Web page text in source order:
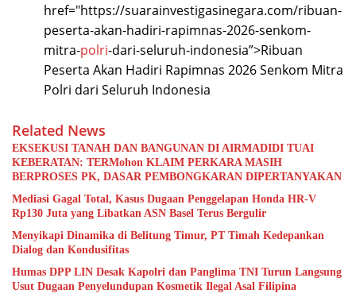
href="https://suarainvestigasinegara.com/ribuan-
peserta-akan-hadiri-rapimnas-2026-senkom-
mitra-polri-dari-seluruh-indonesia”>Ribuan
Peserta Akan Hadiri Rapimnas 2026 Senkom Mitra
Polri dari Seluruh Indonesia
Related News
EKSEKUSI TANAH DAN BANGUNAN DI AIRMADIDI TUAI
KEBERATAN: TERMohon KLAIM PERKARA MASIH
BERPROSES PK, DASAR PEMBONGKARAN DIPERTANYAKAN
Mediasi Gagal Total, Kasus Dugaan Penggelapan Honda HR-V
Rp130 Juta yang Libatkan ASN Basel Terus Bergulir
Menyikapi Dinamika di Belitung Timur, PT Timah Kedepankan
Dialog dan Kondusifitas
Humas DPP LIN Desak Kapolri dan Panglima TNI Turun Langsung
Usut Dugaan Penyelundupan Kosmetik Ilegal Asal Filipina